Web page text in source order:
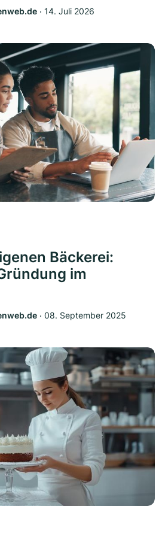
‧ 14. Juli 2026
Bäckerei:
im
‧ 08. September 2025